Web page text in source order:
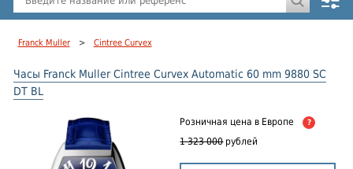
Franck Muller > Cintree Curvex
Часы Franck Muller Cintree Curvex Automatic 60 mm 9880 SC
DT BL
Розничная цена в Европе ?
1 323 000 рублей